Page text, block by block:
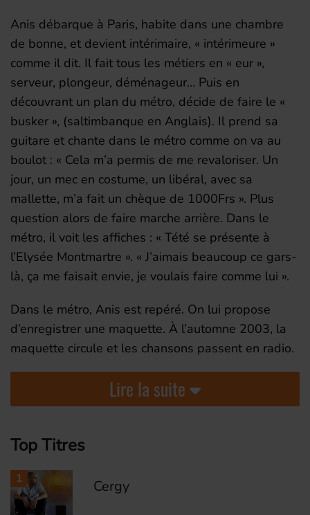
Anis débarque à Paris, habite dans une chambre
de bonne, et devient intérimaire, « intérimeure »
comme il dit. Il fait tous les métiers en « eur »,
serveur, plongeur, déménageur… Puis en
découvrant un plan du métro, décide de faire le «
busker », (saltimbanque en Anglais). Il prend sa
guitare et chante dans le métro comme on va au
boulot : « Cela m’a permis de me revaloriser. Un
jour, un mec en costume, un libéral, avec sa
mallette, m’a fait un chèque de 1000Frs ». Plus
question alors de faire marche arrière. Dans le
métro, il voit les affiches : « Tété se présente à
l’Elysée Montmartre ». « J’aimais beaucoup ce gars-
là, ça me faisait envie, je voulais faire comme lui ».
Dans le métro, Anis est repéré. On lui propose
d’enregistrer une maquette. À l’automne 2003, la
maquette circule et les chansons passent en radio.
Lire la suite
Top Titres
1 Cergy